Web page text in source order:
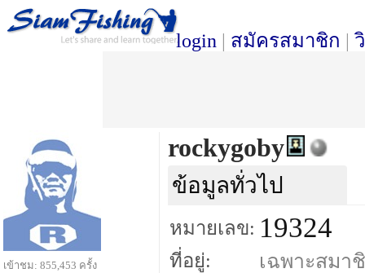
login | สมัครสมาชิก |
rockygoby
ข้อมูลทั่วไป
หมายเลข: 19324
ที่อยู่: เฉพาะสมา
เข้าชม: 855,453 ครั้ง